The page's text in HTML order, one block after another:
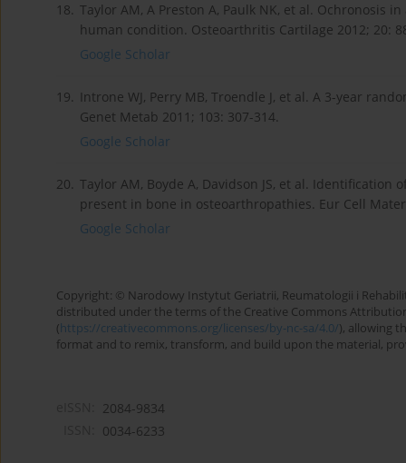
18. Taylor AM, A Preston A, Paulk NK, et al.
human condition. Osteoarthritis Cartilage 2012; 20:
Google Scholar
19.
Introne WJ, Perry MB, Troendle J, et al. A 3-year
Genet Metab 2011; 103: 307-314.
Google Scholar
20. Taylor AM, Boyde A, Davidson JS, et al.
present in bone in osteoarthropathies. Eur Cell Mater
Google Scholar
Copyright: © Narodowy Instytut Geriatrii, Reumatologii i
distributed under the terms of the Creative Commons
(https://creativecommons.org/licenses/by-nc-sa/4.0/), allowing
format and to remix, transform, and build upon the material,
2084-9834
0034-6233